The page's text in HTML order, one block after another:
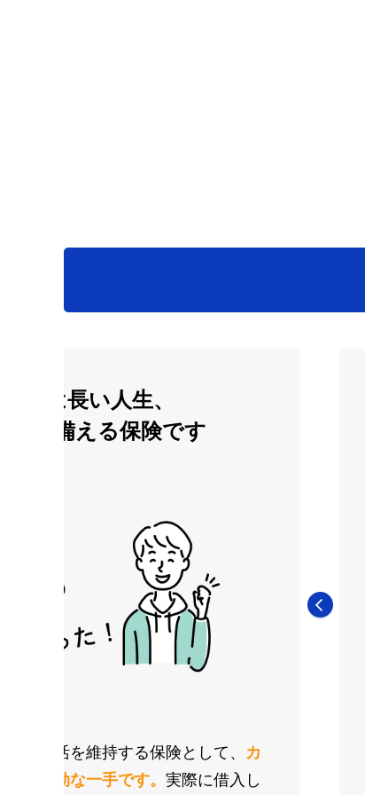
ンは長い人生、
費に備える保険です
の生活を維持する保険として、 カ
は有効な一手です。 実際に借入し